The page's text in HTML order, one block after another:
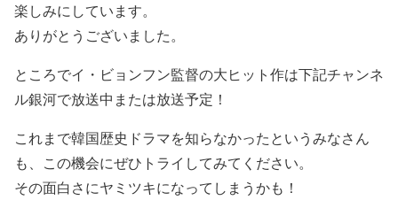
楽しみにしています。
ありがとうございました。
ところでイ・ビョンフン監督の大ヒット作は下記チャンネ
ル銀河で放送中または放送予定！
これまで韓国歴史ドラマを知らなかったというみなさん
も、この機会にぜひトライしてみてください。
その面白さにヤミツキになってしまうかも！